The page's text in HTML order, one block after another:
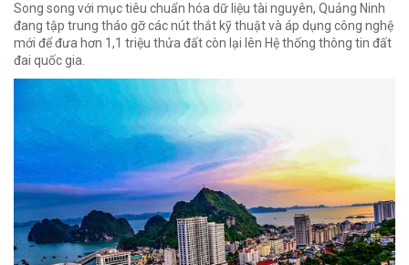
Song song với mục tiêu chuẩn hóa dữ liệu tài nguyên, Quảng Ninh
đang tập trung tháo gỡ các nút thắt kỹ thuật và áp dụng công nghệ
mới để đưa hơn 1,1 triệu thửa đất còn lại lên Hệ thống thông tin đất
đai quốc gia.